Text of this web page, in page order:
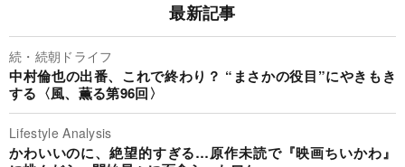
最新記事
続・続朝ドライフ
中村倫也の出番、これで終わり？ “まさかの役目”にやきもき
する〈風、薫る第96回〉
Lifestyle Analysis
かわいいのに、絶望的すぎる…原作未読で『映画ちいかわ』